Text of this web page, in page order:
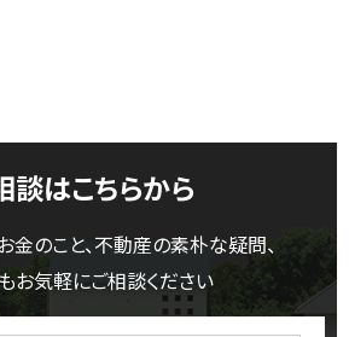
談はこちらから
金のこと、不動産の素朴な疑問、
お気軽にご相談ください